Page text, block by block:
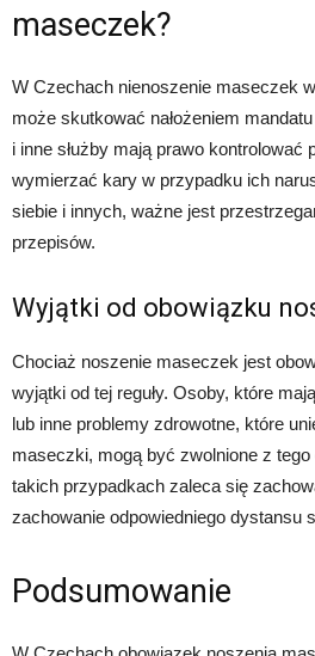
maseczek?
W Czechach nienoszenie maseczek
może skutkować nałożeniem
i inne służby mają prawo
wymierzać kary w przypadku ich
siebie i innych, ważne jest
przepisów.
Wyjątki od obowiązku
Chociaż noszenie maseczek jest
wyjątki od tej reguły. Osoby, które
lub inne problemy zdrowotne, które
maseczki, mogą być zwolnione z
takich przypadkach zaleca się
zachowanie odpowiedniego dystansu
Podsumowanie